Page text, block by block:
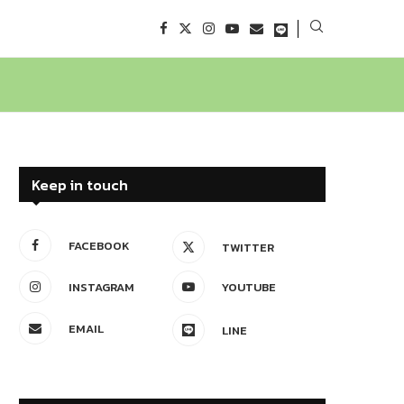
Keep in touch
FACEBOOK TWITTER
INSTAGRAM YOUTUBE
EMAIL LINE